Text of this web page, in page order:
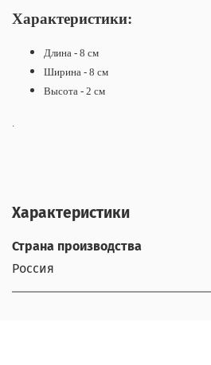
Характеристики:
Длина - 8 см
Ширина - 8 см
Высота - 2 см
Характеристики
Страна производства
Россия